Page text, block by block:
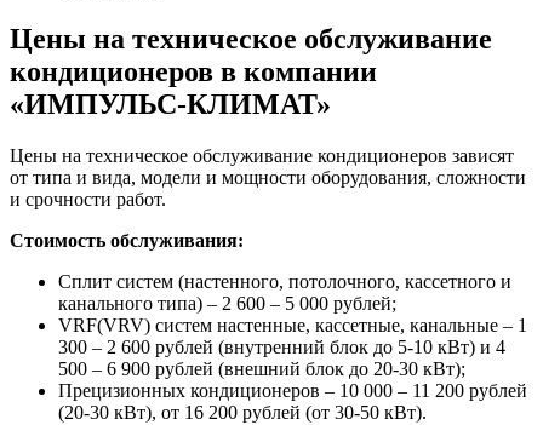
Цены на техническое обслуживание
кондиционеров в компании
«ИМПУЛЬС-КЛИМАТ»
Цены на техническое обслуживание кондиционеров зависят
от типа и вида, модели и мощности оборудования, сложности
и срочности работ.
Стоимость обслуживания:
Сплит систем (настенного, потолочного, кассетного и
канального типа) – 2 600 – 5 000 рублей;
VRF(VRV) систем настенные, кассетные, канальные – 1
300 – 2 600 рублей (внутренний блок до 5-10 кВт) и 4
500 – 6 900 рублей (внешний блок до 20-30 кВт);
Прецизионных кондиционеров – 10 000 – 11 200 рублей
(20-30 кВт), от 16 200 рублей (от 30-50 кВт).